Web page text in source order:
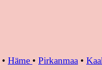
• Häme • Pirkanmaa •